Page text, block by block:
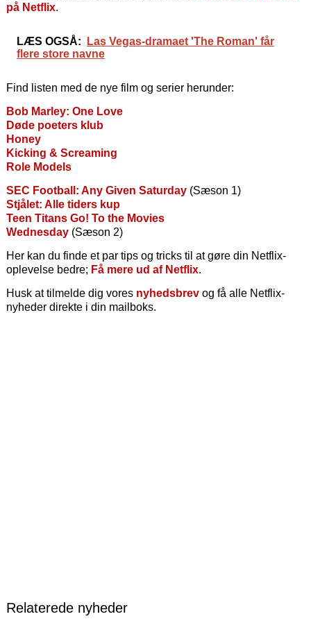
på Netflix.
LÆS OGSÅ:
Las Vegas-dramaet 'The Roman' får
flere store navne
Find listen med de nye film og serier herunder:
Bob Marley: One Love
Døde poeters klub
Honey
Kicking & Screaming
Role Models
SEC Football: Any Given Saturday(Sæson 1)
Stjålet: Alle tiders kup
Teen Titans Go! To the Movies
Wednesday(Sæson 2)
Her kan du finde et par tips og tricks til at gøre din Netflix-
oplevelse bedre; Få mere ud af Netflix.
Husk at tilmelde dig vores nyhedsbrevog få alle Netflix-
nyheder direkte i din mailboks.
Relaterede nyheder